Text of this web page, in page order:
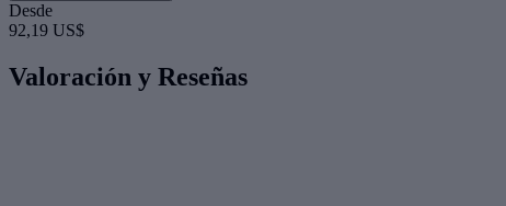
Desde
92,19 US$
Valoración y Reseñas